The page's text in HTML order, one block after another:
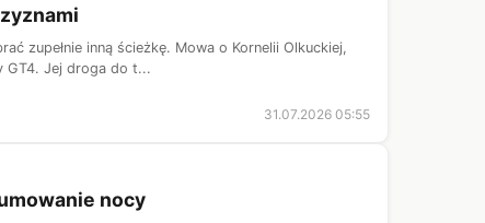
zupełnie inną ścieżkę. Mowa o Kornelii Olkuckiej,
GT4. Jej droga do t...
31.07.2026 05:55
nocy